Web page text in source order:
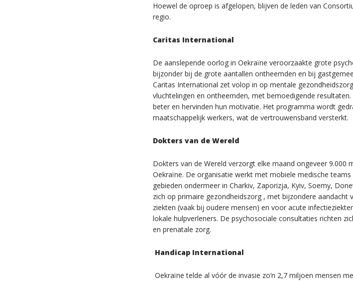
Hoewel de oproep is afgelopen, blijven de leden van
regio.
Caritas International
De aanslepende oorlog in Oekraïne veroorzaakte grote
bijzonder bij de grote aantallen ontheemden en bij
Caritas International zet volop in op mentale
vluchtelingen en ontheemden, met bemoedigende
beter en hervinden hun motivatie. Het programma wordt
maatschappelijk werkers, wat de vertrouwensband versterkt.
Dokters van de Wereld
Dokters van de Wereld verzorgt elke maand ongeveer 9.000
Oekraïne. De organisatie werkt met mobiele medische
gebieden ondermeer in Charkiv, Zaporizja, Kyiv, Soemy,
zich op primaire gezondheidszorg , met bijzondere aandacht
ziekten (vaak bij oudere mensen) en voor acute
lokale hulpverleners. De psychosociale consultaties richten
en prenatale zorg.
Handicap International
Oekraïne telde al vóór de invasie zo’n 2,7 miljoen mensen